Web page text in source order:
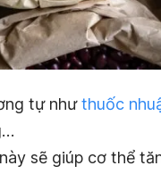
tự nhưthuốc
sẽ giúp cơ thể